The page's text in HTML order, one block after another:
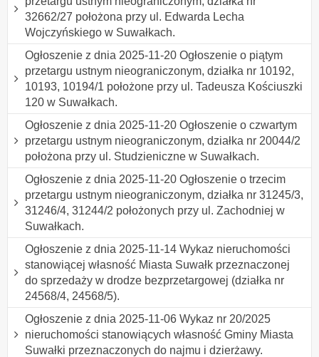
32662/27 położona przy ul. Edwarda Lecha
Wojczyńskiego w Suwałkach.
Ogłoszenie z dnia 2025-11-20 Ogłoszenie o piątym
przetargu ustnym nieograniczonym, działka nr 10192,
10193, 10194/1 położone przy ul. Tadeusza Kościuszki
120 w Suwałkach.
Ogłoszenie z dnia 2025-11-20 Ogłoszenie o czwartym
przetargu ustnym nieograniczonym, działka nr 20044/2
położona przy ul. Studzieniczne w Suwałkach.
Ogłoszenie z dnia 2025-11-20 Ogłoszenie o trzecim
przetargu ustnym nieograniczonym, działka nr 31245/3,
31246/4, 31244/2 położonych przy ul. Zachodniej w
Suwałkach.
Ogłoszenie z dnia 2025-11-14 Wykaz nieruchomości
stanowiącej własność Miasta Suwałk przeznaczonej
do sprzedaży w drodze bezprzetargowej (działka nr
24568/4, 24568/5).
Ogłoszenie z dnia 2025-11-06 Wykaz nr 20/2025
nieruchomości stanowiących własność Gminy Miasta
Suwałki przeznaczonych do najmu i dzierżawy.